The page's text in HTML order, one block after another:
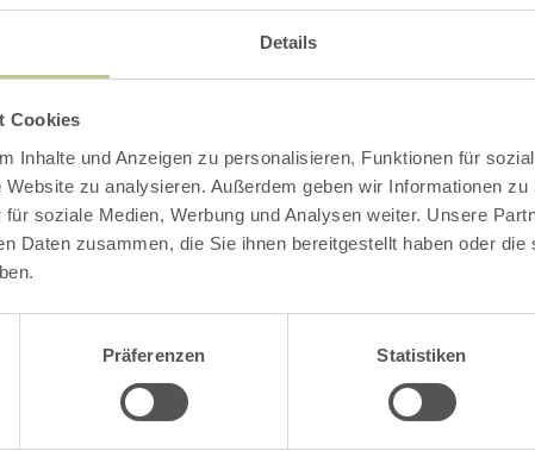
Details
Cookies
Inhalte und Anzeigen zu personalisieren, Funktionen für
zu analysieren. Außerdem geben wir Informationen
soziale Medien, Werbung und Analysen weiter. Unsere
Daten zusammen, die Sie ihnen bereitgestellt haben oder
Präferenzen Statistiken